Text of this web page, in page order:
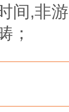
间,非
；